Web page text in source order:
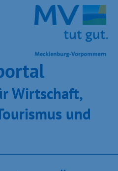
Wirt­schaft,
und